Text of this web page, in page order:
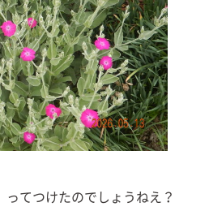
ってつけたのでしょうねえ？